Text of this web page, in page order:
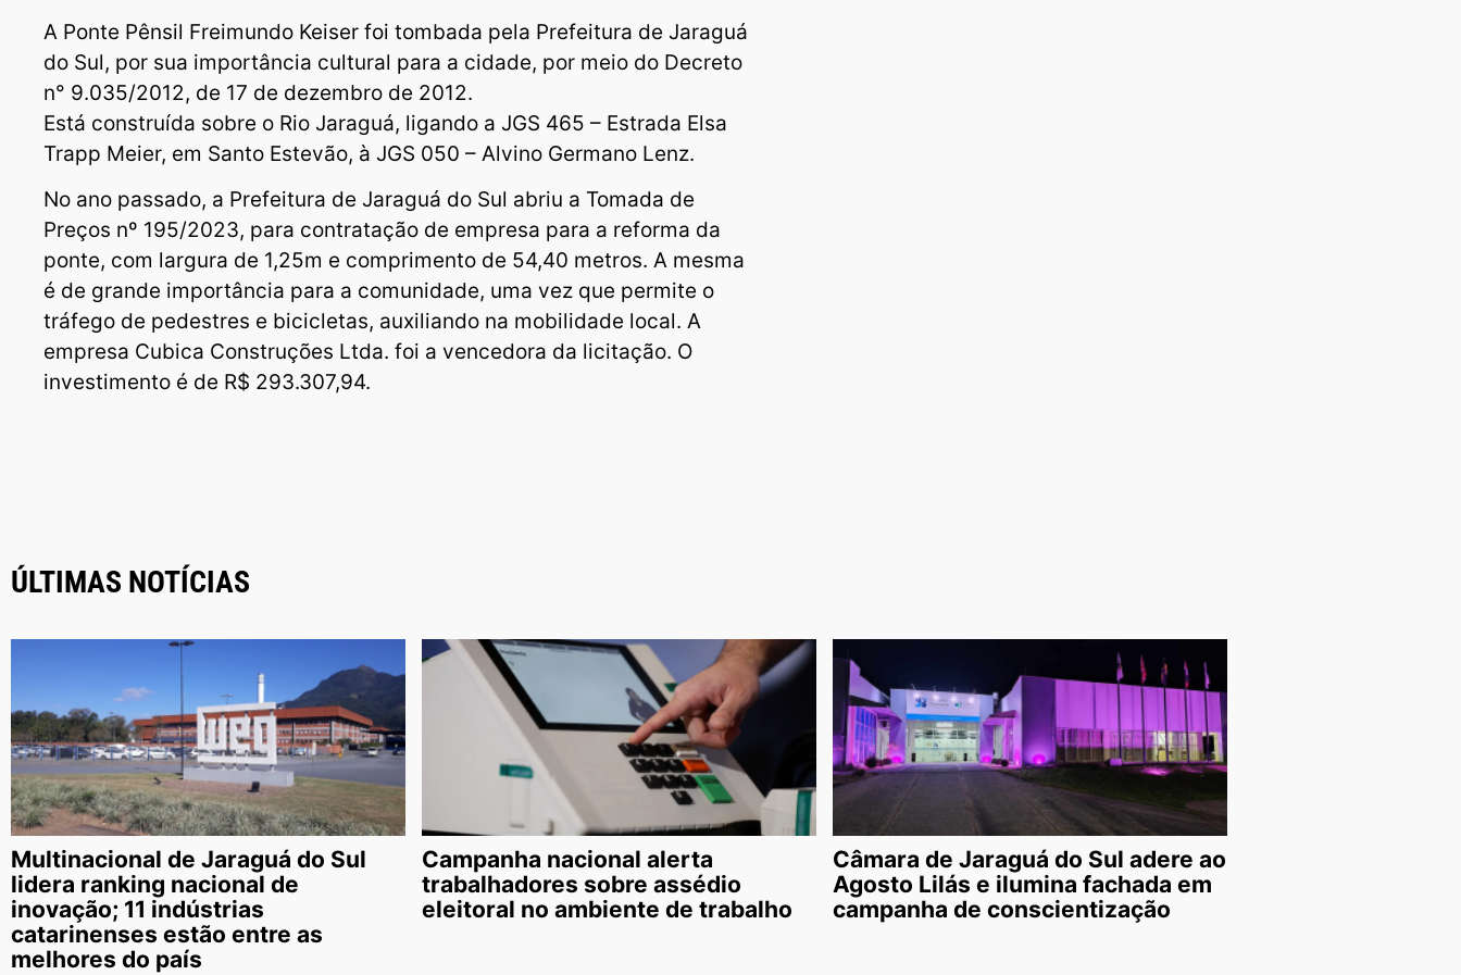
A Ponte Pênsil Freimundo Keiser foi tombada pela Prefeitura de Jaraguá
do Sul, por sua importância cultural para a cidade, por meio do Decreto
n° 9.035/2012, de 17 de dezembro de 2012.
Está construída sobre o Rio Jaraguá, ligando a JGS 465 – Estrada Elsa
Trapp Meier, em Santo Estevão, à JGS 050 – Alvino Germano Lenz.
No ano passado, a Prefeitura de Jaraguá do Sul abriu a Tomada de
Preços nº 195/2023, para contratação de empresa para a reforma da
ponte, com largura de 1,25m e comprimento de 54,40 metros. A mesma
é de grande importância para a comunidade, uma vez que permite o
tráfego de pedestres e bicicletas, auxiliando na mobilidade local. A
empresa Cubica Construções Ltda. foi a vencedora da licitação. O
investimento é de R$ 293.307,94.
ÚLTIMAS NOTÍCIAS
Multinacional de Jaraguá do Sul
lidera ranking nacional de
inovação; 11 indústrias
catarinenses estão entre as
melhores do país
Campanha nacional alerta
trabalhadores sobre assédio
eleitoral no ambiente de trabalho
Câmara de Jaraguá do Sul adere ao
Agosto Lilás e ilumina fachada em
campanha de conscientização